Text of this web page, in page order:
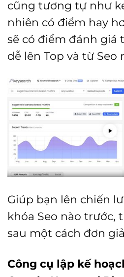
cũng tương tự như
nhiên có điểm hay
sẽ có điểm đánh giá
dễ lên Top và từ Seo
Giúp bạn lên chiến
khóa Seo nào trước,
sau một cách đơn
Công cụ lập kế